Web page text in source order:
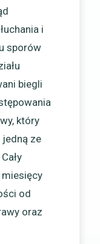
i
sporów
biegli
który
jedną ze
od
oraz